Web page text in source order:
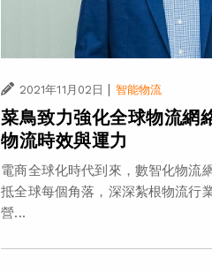
2021年11月02日 | 智能物流
菜鳥致力強化全球物流網
物流時效與運力
電商全球化時代到來，數智化物流
抵全球每個角落，深深紮根物流行
營...